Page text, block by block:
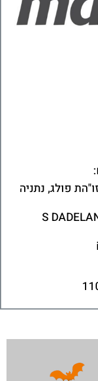
9300 S